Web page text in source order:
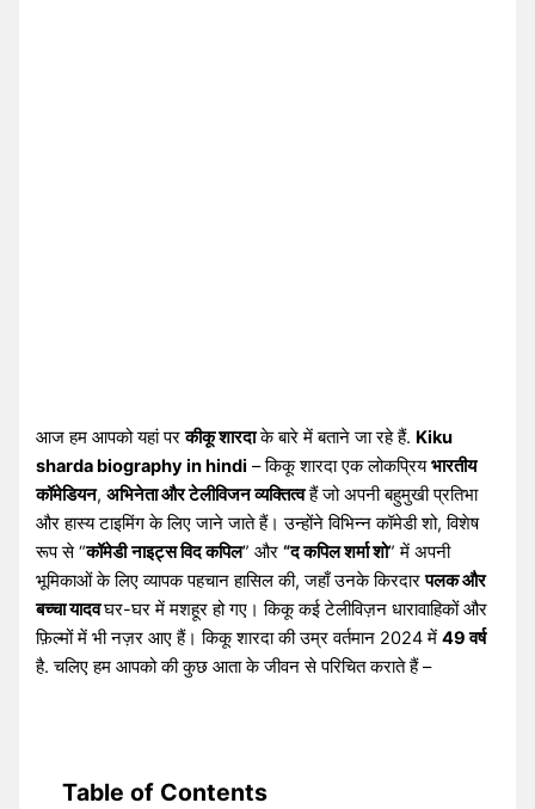
आज हम आपको यहां परकीकू शारदाके बारे में बताने जा रहे हैं. Kiku
sharda biography in hindi – किकू शारदा एक लोकप्रियभारतीय
कॉमेडियन,अभिनेता और टेलीविजन व्यक्तित्वहैं जो अपनी बहुमुखी प्रतिभा
और हास्य टाइमिंग के लिए जाने जाते हैं। उन्होंने विभिन्न कॉमेडी शो, विशेष
रूप से “कॉमेडी नाइट्स विद कपिल” और“द कपिल शर्मा शो” में अपनी
भूमिकाओं के लिए व्यापक पहचान हासिल की, जहाँ उनके किरदारपलक और
बच्चा यादवघर-घर में मशहूर हो गए। किकू कई टेलीविज़न धारावाहिकों और
फ़िल्मों में भी नज़र आए हैं। किकू शारदा की उम्र वर्तमान 2024 में49 वर्ष
है. चलिए हम आपको की कुछ आता के जीवन से परिचित कराते हैं –
Table of Contents